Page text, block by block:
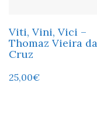
Viti, Vini, Vici –
Thomaz Vieira da
Cruz
25,00€